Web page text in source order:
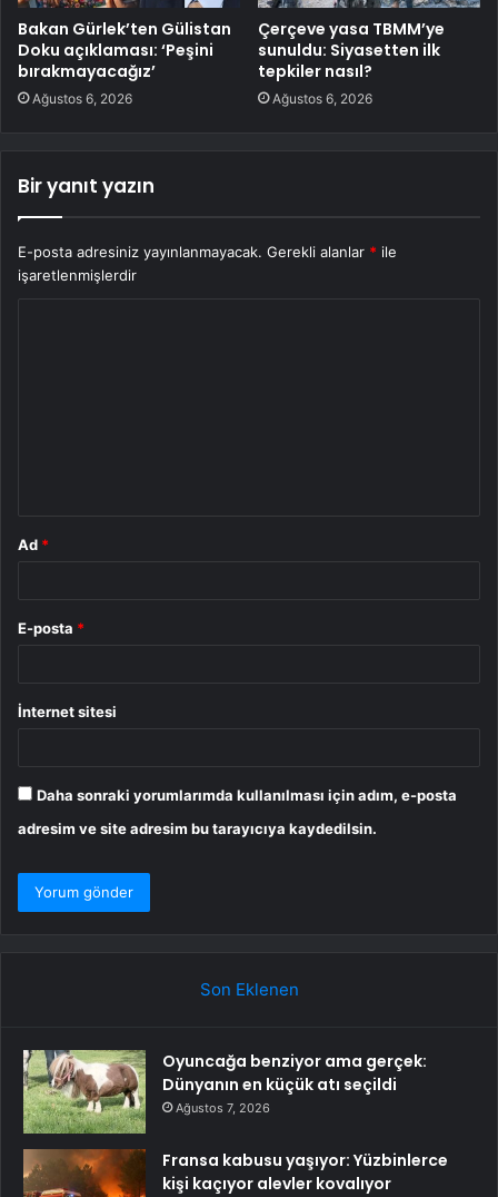
Bakan Gürlek’ten Gülistan
Doku açıklaması: ‘Peşini
bırakmayacağız’
Ağustos 6, 2026
Çerçeve yasa TBMM’ye
sunuldu: Siyasetten ilk
tepkiler nasıl?
Ağustos 6, 2026
Bir yanıt yazın
E-posta adresiniz yayınlanmayacak. Gerekli alanlar * ile
işaretlenmişlerdir
Ad *
E-posta *
İnternet sitesi
Daha sonraki yorumlarımda kullanılması için adım, e-posta
adresim ve site adresim bu tarayıcıya kaydedilsin.
Son Eklenen
Oyuncağa benziyor ama gerçek:
Dünyanın en küçük atı seçildi
Ağustos 7, 2026
Fransa kabusu yaşıyor: Yüzbinlerce
kişi kaçıyor alevler kovalıyor